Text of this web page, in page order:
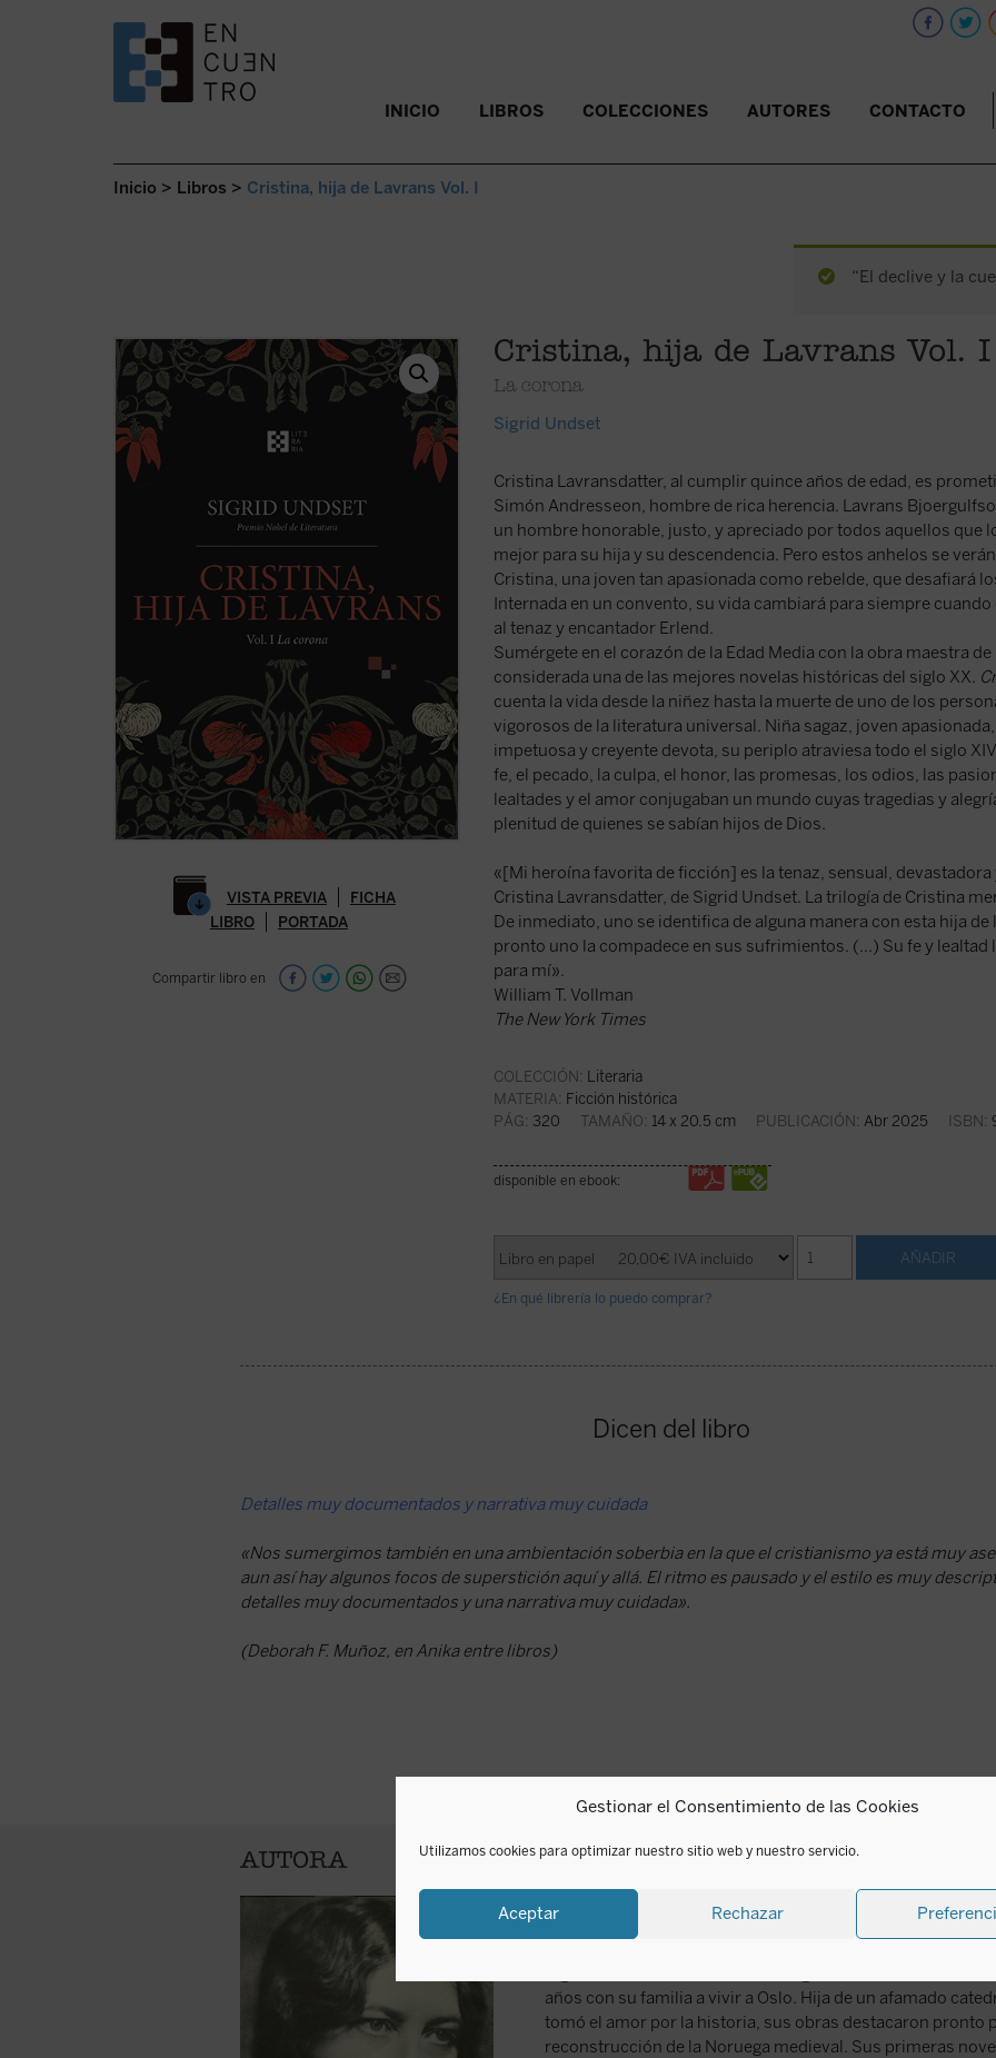
Gestionar el Consentimiento de las Cookies
Utilizamos cookies para optimizar nuestro sitio web y nuestro servicio.
Aceptar Rechazar
SALTAR AL CONTENIDO. INICIO LIBROS COLECCIONES AUTORES CONTACTO
Inicio > Libros > Cristina, hija de Lavrans Vol. I
“El declive y la
VISTA PREVIA
FICHA
LIBRO
PORTADA
Compartir libro en
Cristina, hija de Lavrans Vol. I
La corona
Sigrid Undset
Cristina Lavransdatter, al cumplir quince años de edad, es
Simón Andresseon, hombre de rica herencia. Lavrans
un hombre honorable, justo, y apreciado por todos aquellos que
mejor para su hija y su descendencia. Pero estos anhelos se
Cristina, una joven tan apasionada como rebelde, que desafiará
Internada en un convento, su vida cambiará para siempre
al tenaz y encantador Erlend.
Sumérgete en el corazón de la Edad Media con la obra maestra
considerada una de las mejores novelas históricas del siglo XX.
cuenta la vida desde la niñez hasta la muerte de uno de los
vigorosos de la literatura universal. Niña sagaz, joven
impetuosa y creyente devota, su periplo atraviesa todo el siglo
fe, el pecado, la culpa, el honor, las promesas, los odios, las
lealtades y el amor conjugaban un mundo cuyas tragedias y
plenitud de quienes se sabían hijos de Dios.
«[Mi heroína favorita de ficción] es la tenaz, sensual,
Cristina Lavransdatter, de Sigrid Undset. La trilogía de Cristina
De inmediato, uno se identifica de alguna manera con esta hija de
pronto uno la compadece en sus sufrimientos. (...) Su fe y lealtad
para mí».
William T. Vollman
The New York Times
COLECCIÓN: Literaria
MATERIA: Ficción histórica
PÁG: 320 TAMAÑO: 14 x 20.5 cm PUBLICACIÓN: Abr 2025 ISBN:
disponible en ebook:
¿En qué librería lo puedo comprar?
Dicen del libro
Detalles muy documentados y narrativa muy cuidada
«Nos sumergimos también en una ambientación soberbia en la que el cristianismo ya está muy
aun así hay algunos focos de superstición aquí y allá. El ritmo es pausado y el estilo es muy
detalles muy documentados y una narrativa muy cuidada».
(Deborah F. Muñoz, en Anika entre libros)
AUTORA
Sigrid Undset
Sigrid Undset nació en Kalundborg, Dinamarca, en 1882,
años con su familia a vivir a Oslo. Hija de un afamado
tomó el amor por la historia, sus obras destacaron pronto
reconstrucción de la Noruega medieval. Sus primeras